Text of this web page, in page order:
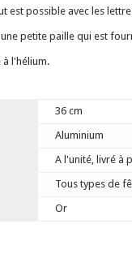
est possible avec les
petite paille qui est
l'hélium.
36 cm
Aluminium
A l'unité, livré à
Tous types de
Or